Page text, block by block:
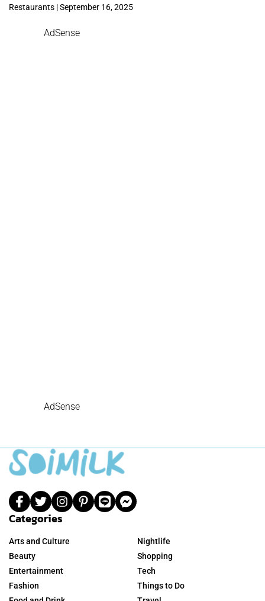
Restaurants | September 16, 2025
AdSense
AdSense
Categories
Arts and Culture
Beauty
Entertainment
Fashion
Nightlife
Shopping
Tech
Things to Do